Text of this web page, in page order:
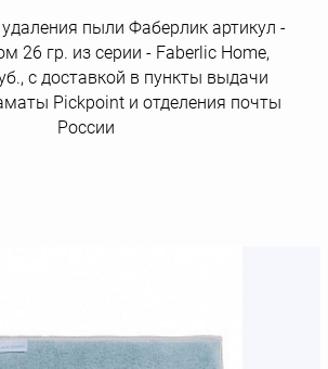
пыли Фаберлик артикул -
26 гр. из серии - Faberlic Home,
с доставкой в пункты выдачи
Рickpoint и отделения почты
России